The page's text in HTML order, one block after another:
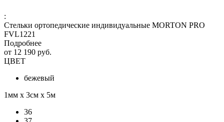
:
Стельки ортопедические индивидуальные MORTON PRO
FVL1221
Подробнее
от 12 190 руб.
ЦВЕТ
бежевый
1мм х 3см х 5м
36